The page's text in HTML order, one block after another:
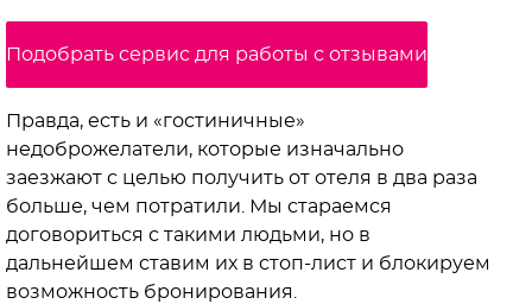
Подобрать сервис для работы с отзывами
Правда, есть и «гостиничные»
недоброжелатели, которые изначально
заезжают с целью получить от отеля в два раза
больше, чем потратили. Мы стараемся
договориться с такими людьми, но в
дальнейшем ставим их в стоп-лист и блокируем
возможность бронирования.